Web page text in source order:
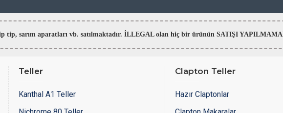
tip, sarım aparatları vb. satılmaktadır. İLLEGAL olan hiç bir ürünün SATIŞI
Teller
Kanthal A1 Teller
Clapton Teller
Hazır Claptonlar